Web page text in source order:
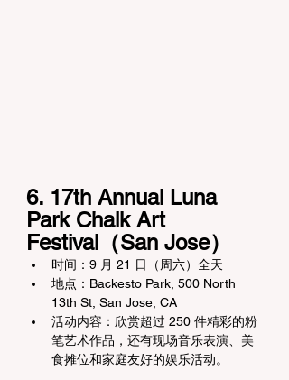
6. 17th Annual Luna
Park Chalk Art
Festival（San Jose）
时间：9 月 21 日（周六）全天
地点：Backesto Park, 500 North
13th St, San Jose, CA
活动内容：欣赏超过 250 件精彩的粉
笔艺术作品，还有现场音乐表演、美
食摊位和家庭友好的娱乐活动。